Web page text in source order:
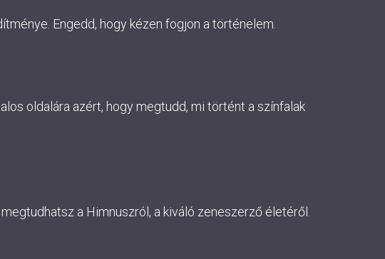
Engedd, hogy kézen fogjon a történelem.
oldalára azért, hogy megtudd, mi történt a színfalak
a Himnuszról, a kiváló zeneszerző életéről.